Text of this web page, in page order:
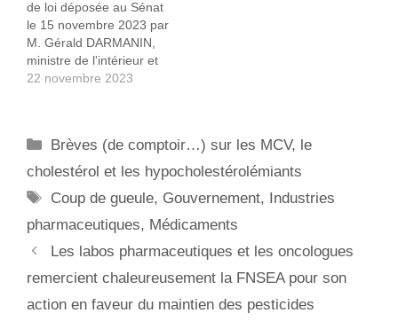
an d’emprisonnement et
de 15 000 euros
d’amende la provocation
à abandonner ou à…
de loi déposée au Sénat
le 15 novembre 2023 par
M. Gérald DARMANIN,
ministre de l'intérieur et
des outre-mer et Mme
de l'intérieur et des outre-
mer, chargée de la
citoyenneté et auprès du
ministre de l'intérieur et
des…
22 novembre 2023
Catégories
Brèves (de comptoir…) sur les MCV, le
cholestérol et les hypocholestérolémiants
Étiquettes
Coup de gueule, Gouvernement, Industries
pharmaceutiques, Médicaments
Les labos pharmaceutiques et les oncologues
remercient chaleureusement la FNSEA pour son
action en faveur du maintien des pesticides